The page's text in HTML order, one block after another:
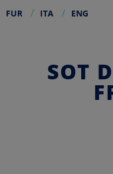
FUR ITA ENG
SOT